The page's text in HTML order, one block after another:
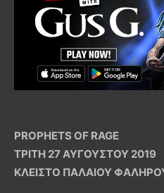
PROPHETS OF RAGE
ΤΡΙΤΗ 27 ΑΥΓΟΥΣΤΟΥ 2019
ΚΛΕΙΣΤΟ ΠΑΛΑΙΟΥ ΦΑΛΗΡΟΥ